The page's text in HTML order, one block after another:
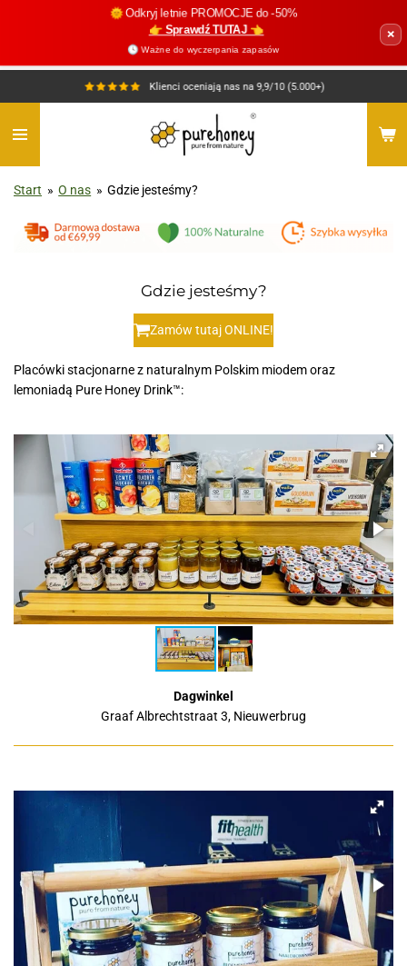
🌞 Odkryj letnie PROMOCJE do -50%
👉 Sprawdź TUTAJ 👈
🕓 Ważne do wyczerpania zapasów
×
Klienci oceniają nas na 9,9/10 (5.000+)
Start » O nas » Gdzie jesteśmy?
Gdzie jesteśmy?
Zamów tutaj ONLINE!
Placówki stacjonarne z naturalnym Polskim miodem oraz
lemoniadą Pure Honey Drink™:
Dagwinkel
Graaf Albrechtstraat 3, Nieuwerbrug